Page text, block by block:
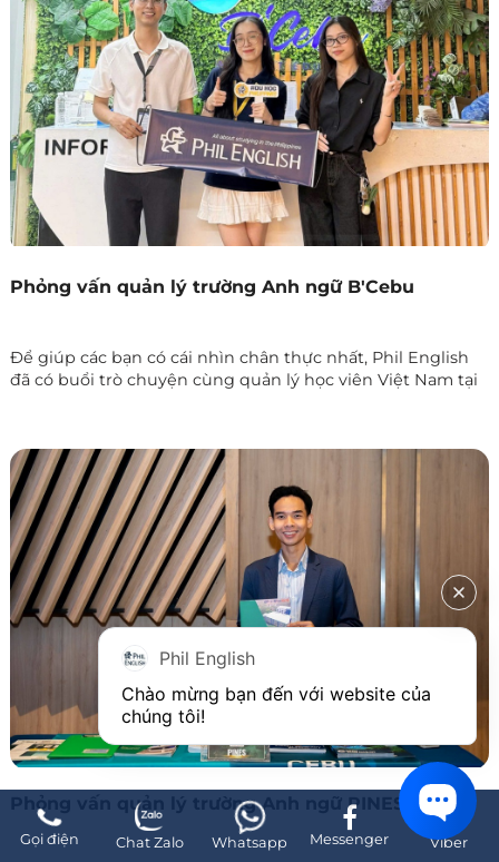
Phỏng vấn quản lý trường Anh ngữ B'Cebu
Để giúp các bạn có cái nhìn chân thực nhất, Phil English
đã có buổi trò chuyện cùng quản lý học viên Việt Nam tại
và sinh hoạt tại Philippines.
Phỏng vấn quản lý trường Anh ngữ PINES
Gọi điện Chat Zalo Whatsapp Messenger Viber
Phil English
Chào mừng bạn đến với website của
chúng tôi!